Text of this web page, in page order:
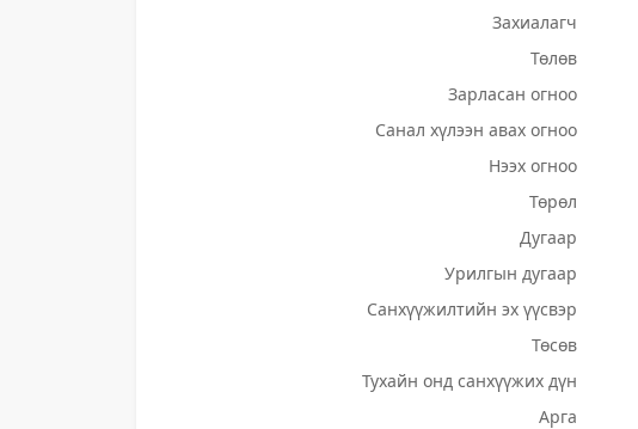
Захиалагч
Төлөв
Зарласан огноо
Санал хүлээн авах огноо
Нээх огноо
Төрөл
Дугаар
Урилгын дугаар
Санхүүжилтийн эх үүсвэр
Төсөв
Тухайн онд санхүүжих дүн
Арга